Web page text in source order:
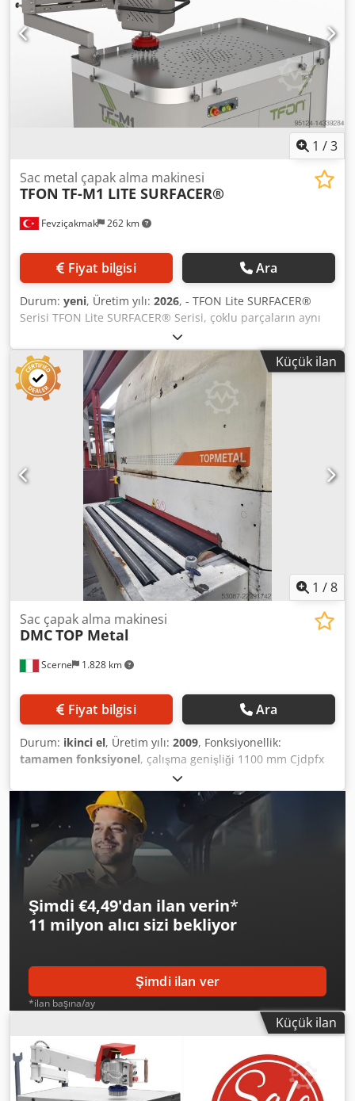
adet EKİPMAN CE İşareti
1 /3
Fevziçakmak 262 km
Sac metal çapak alma makinesi
TFON TF-M1 LITE SURFACER®
Fiyat bilgisi Ara
Durum: yeni, Üretim yılı: 2026, - TFON Lite SURFACER®
Serisi TFON Lite SURFACER® Serisi, çoklu parçaların aynı
anda işlenmesini mümkün kılarak çeşitli sarf malzemesi
seçenekleri ve verimli bir vakum tabla sistemi ile rakipsiz
çok yönlülük sunar. Kullanım kolaylığı için tasarlanan
sistem, hızlı fırça değişimi ve uygulamanıza özel iki farklı
fırçanın aynı anda takılabilmesiyle öne çıkar. - Fırçaların
masaya paralel şekilde monte edilmesiyle, sistem her
kullanışta kusursuz taşlama performansı garanti eder.
Ergonomik olarak tasarlanan makinede motorun ağırlığı
doğrudan makine şasisi tarafından taşınır, bu da operatör
yorgunluğunu ciddi ölçüde azaltır ve iş güvenliğini artırır. -
TFON’un güvenilir garantisiyle desteklenen SURFACER®
Serisi, işletme maliyetlerini minimumda tutarken yüzey
bitirme kalitesini maksimuma çıkarır. Temel Teknik
Özellikler: Crodpfx Acsqzxhyozof - Minimum Malzeme
Boyutu: 80 × 80 mm - Malzeme Kalınlığı: 3 – 200 mm -
Maksimum Malzeme Genişliği: 800 mm - Maksimum
Malzeme Uzunluğu: 500 mm
Küçük ilan
1 /8
Scerne 1.828 km
Sac çapak alma makinesi
DMCTOP Metal
Fiyat bilgisi Ara
Durum: ikinci el, Üretim yılı: 2009, Fonksiyonellik:
tamamen fonksiyonel, çalışma genişliği 1100 mm Cjdpfx
Aceznm S Tezsrf 3 adet iç çalışma grubu 1 adet dış çalışma
grubu bantların sıvı ile soğutulması
Şimdi €4,49'dan ilan verin*
11 milyon alıcı sizi bekliyor
Şimdi ilan ver
*ilan başına/ay
Küçük ilan